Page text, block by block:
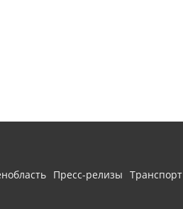
Пресс-релизы Транспорт